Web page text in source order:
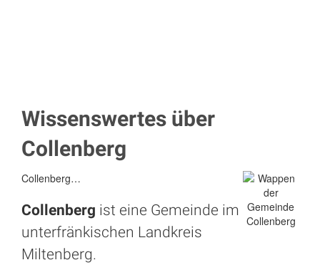
Wissenswertes über
Collenberg
Collenberg…
Collenberg ist eine Gemeinde im
unterfränkischen Landkreis
Miltenberg.